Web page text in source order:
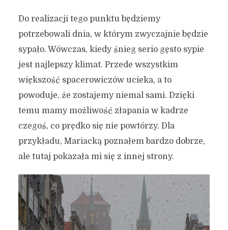
Do realizacji tego punktu będziemy
potrzebowali dnia, w którym zwyczajnie będzie
sypało. Wówczas, kiedy śnieg serio gęsto sypie
jest najlepszy klimat. Przede wszystkim
większość spacerowiczów ucieka, a to
powoduje, że zostajemy niemal sami. Dzięki
temu mamy możliwość złapania w kadrze
czegoś, co prędko się nie powtórzy. Dla
przykładu, Mariacką poznałem bardzo dobrze,
ale tutaj pokazała mi się z innej strony.